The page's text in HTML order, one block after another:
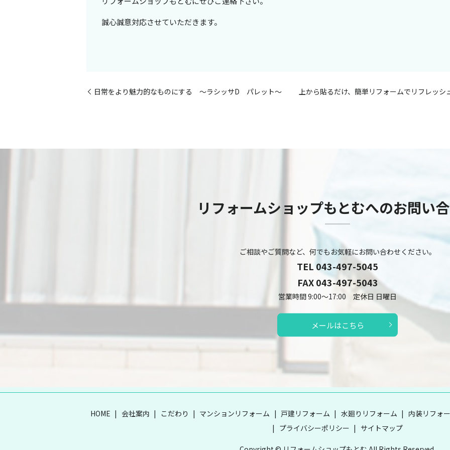
誠心誠意対応させていただきます。
日常をより魅力的なものにする ～ラシッサD パレット～ 上から貼るだけ、簡単リフォームでリフレッシ
リフォームショップもとむへのお問い
ご相談やご質問など、何でもお気軽にお問い合わせください。
TEL 043-497-5045
FAX 043-497-5043
営業時間 9:00～17:00 定休日 日曜日
メールはこちら
HOME 会社案内 こだわり マンションリフォーム 戸建リフォーム 水廻りリフォーム
内装リフォ
プライバシーポリシー
サイトマップ